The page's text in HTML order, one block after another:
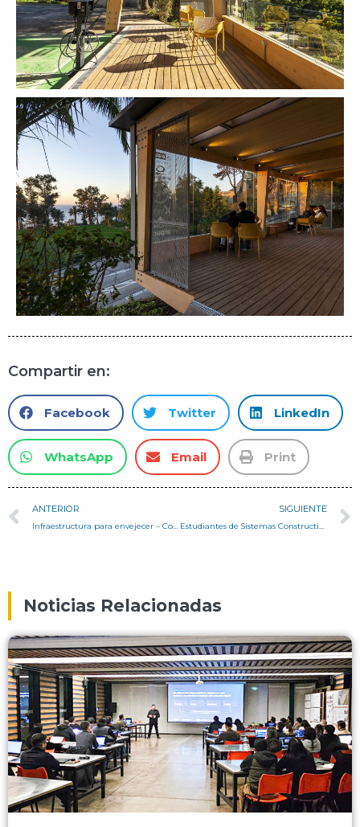
Compartir en:
Facebook Twitter LinkedIn
WhatsApp Email Print
ANTERIOR SIGUIENTE
Noticias Relacionadas